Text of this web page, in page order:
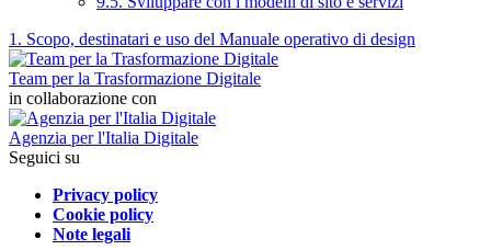
1. Scopo, destinatari e uso del Manuale operativo di design
Team per la Trasformazione Digitale
in collaborazione con
Agenzia per l'Italia Digitale
Seguici su
Privacy policy
Cookie policy
Note legali